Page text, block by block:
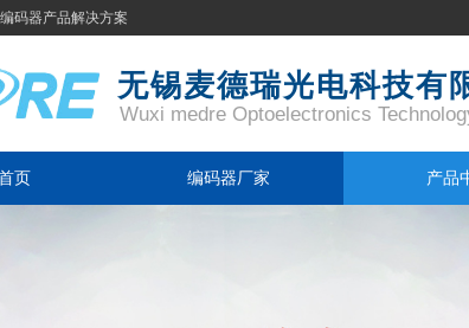
码器产品解决方案
无锡麦德瑞光电科技有
Wuxi medre Optoelectronics
页 编码器厂家 产品